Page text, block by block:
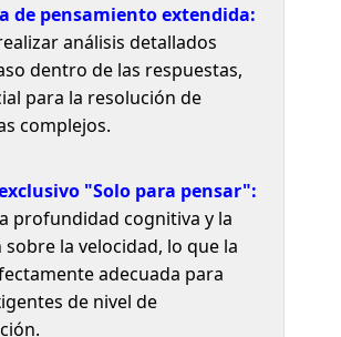
de pensamiento extendida:
análisis detallados
dentro de las respuestas,
para la resolución de
complejos.
"Solo para pensar":
profundidad cognitiva y la
la velocidad, lo que la
adecuada para
de nivel de